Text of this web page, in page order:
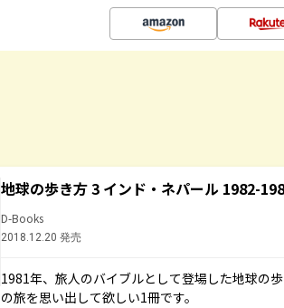
地球の歩き方 3 インド・ネパール 1982-
D-Books
2018.12.20 発売
1981年、旅人のバイブルとして登場した地球
の旅を思い出して欲しい1冊です。